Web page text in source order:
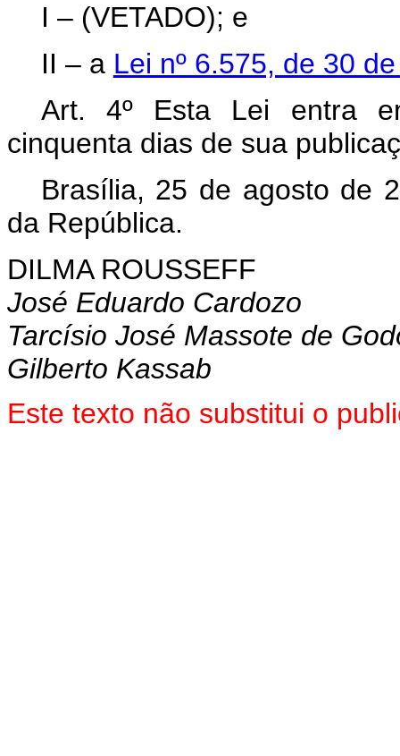
I – (VETADO); e
II – a Lei nº 6.575, de 30
Art. 4º Esta Lei entra
cinquenta dias de sua
Brasília, 25 de agosto de
da República.
DILMA ROUSSEFF
José Eduardo Cardozo
Tarcísio José Massote de
Gilberto Kassab
Este texto não substitui o